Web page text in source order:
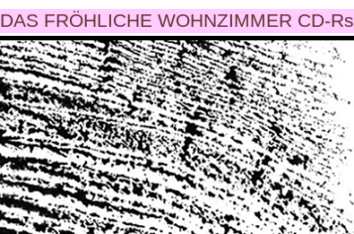
DAS FRÖHLICHE WOHNZIMMER CD-Rs